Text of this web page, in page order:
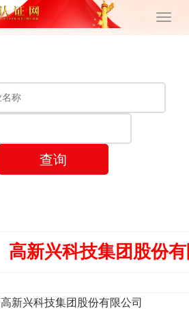
查询
高新兴科技集团股份
高新兴科技集团股份有限公司